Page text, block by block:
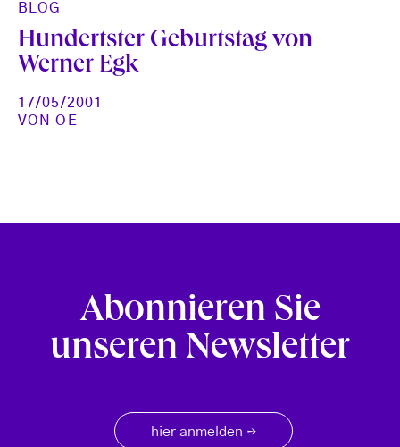
BLOG
Hundertster Geburtstag von
Werner Egk
17/05/2001
VONOE
Abonnieren Sie
unseren Newsletter
hier anmelden →